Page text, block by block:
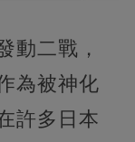
動二戰，
為被神化
許多日本